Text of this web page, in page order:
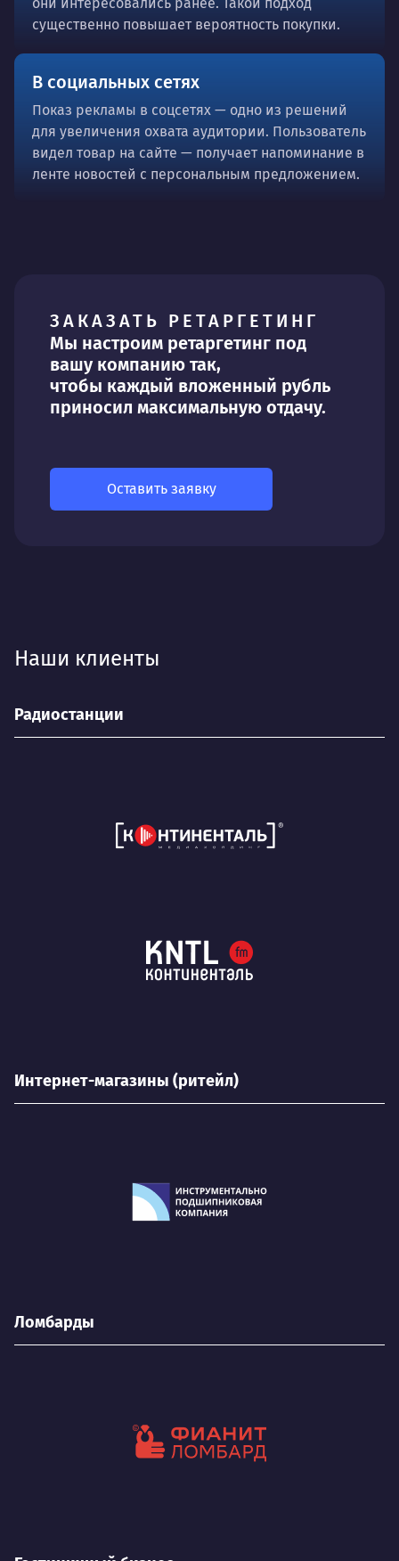
существенно повышает вероятность покупки.
В социальных сетях
Показ рекламы в соцсетях — одно из решений
для увеличения охвата аудитории. Пользователь
видел товар на сайте — получает напоминание в
ленте новостей с персональным предложением.
ЗАКАЗАТЬ РЕТАРГЕТИНГ
Мы настроим ретаргетинг под
вашу компанию так,
чтобы каждый вложенный рубль
приносил максимальную отдачу.
Оставить заявку
Наши клиенты
Радиостанции
Интернет-магазины (ритейл)
Ломбарды